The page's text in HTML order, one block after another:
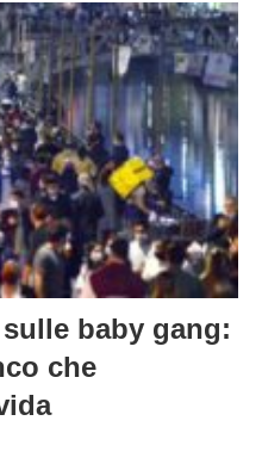
baby gang:
che